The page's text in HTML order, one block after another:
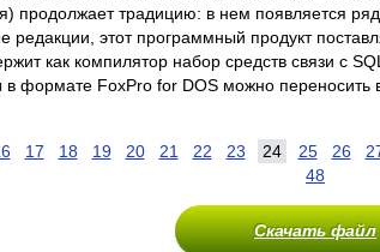
продолжает традицию: в нем появляется
этот программный продукт
как компилятор набор средств связи с
формате FoxPro for DOS можно
17 18 19 20 21 22 23 24 25 26
48
Скачать файл